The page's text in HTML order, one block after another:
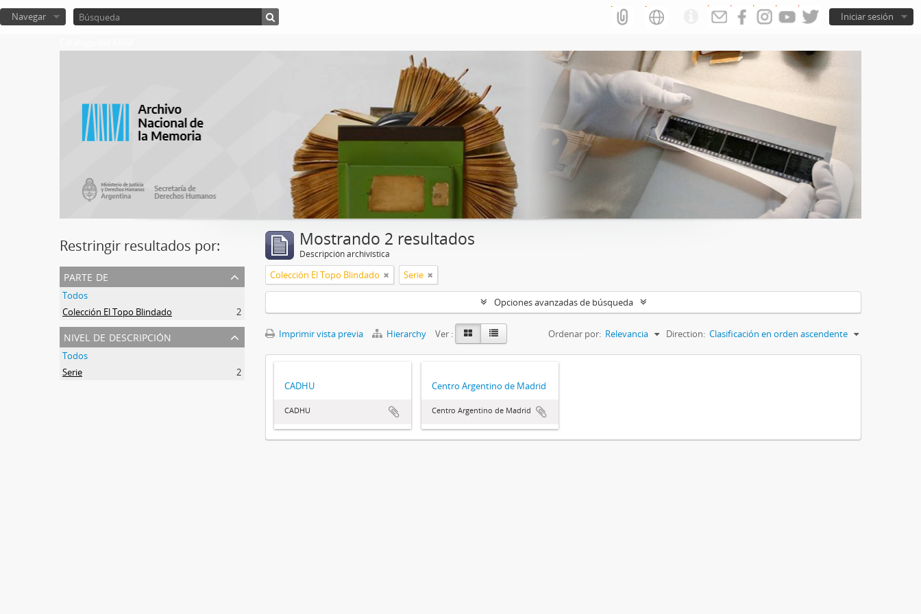
Iniciar sesión
Navegar
Restringir resultados por:
parte de
Todos
Colección El Topo Blindado
2
nivel de descripción
Todos
Serie
2
Mostrando 2 resultados
Descripción archivística
Colección El Topo Blindado Serie
Opciones avanzadas de búsqueda
Imprimir vista previa Hierarchy Ver : Ordenar por: Relevancia Direction: Clasificación en orden ascendente
CADHU
CADHU
Centro Argentino de Madrid
Centro Argentino de Madrid